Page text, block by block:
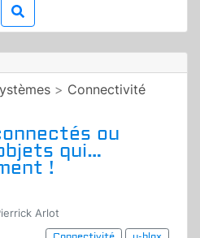
> Connectivité
ou
qui…
!
Arlot